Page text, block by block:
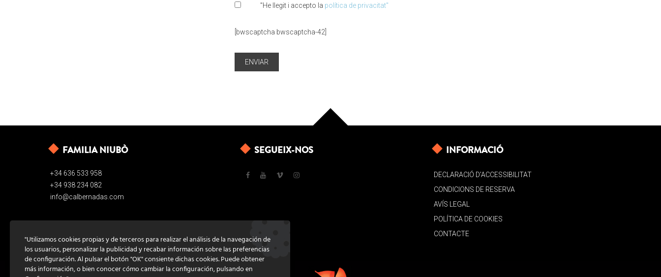
"He llegit i accepto la política de privacitat"
[bwscaptcha bwscaptcha-42]
FAMILIA NIUBÒ
+34 636 533 958
+34 938 234 082
info@calbernadas.com
SEGUEIX-NOS INFORMACIÓ
DECLARACIÓ D’ACCESSIBILITAT
CONDICIONS DE RESERVA
AVÍS LEGAL
POLÍTICA DE COOKIES
CONTACTE
"Utilizamos cookies propias y de terceros para realizar el análisis de la navegación de
los usuarios, personalizar la publicidad y recabar información sobre las preferencias
de configuración. Al pulsar el botón "OK" consiente dichas cookies. Puede obtener
más información, o bien conocer cómo cambiar la configuración, pulsando en